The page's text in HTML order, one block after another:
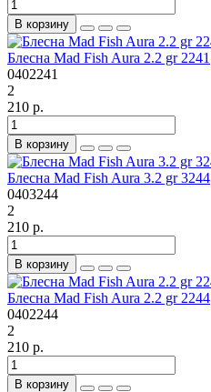
В корзину
Блесна Mad Fish Aura 2.2 gr 2241
0402241
2
210 р.
В корзину
Блесна Mad Fish Aura 3.2 gr 3244
0403244
2
210 р.
В корзину
Блесна Mad Fish Aura 2.2 gr 2244
0402244
2
210 р.
В корзину